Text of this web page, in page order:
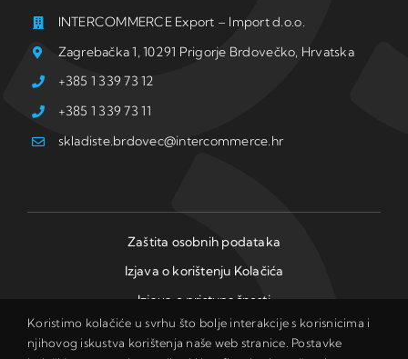
INTERCOMMERCE Export – Import d.o.o.
Zagrebačka 1, 10291 Prigorje Brdovečko, Hrvatska
+385 1 339 73 12
+385 1 339 73 11
skladiste.brdovec@intercommerce.hr
Zaštita osobnih podataka
Izjava o korištenju Kolačića
Izjava o pristupačnosti
Koristimo kolačiće u svrhu što bolje interakcije s korisnicima i
njihovog iskustva korištenja naše web stranice. Postavke